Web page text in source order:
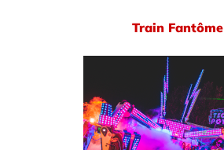
Train Fantôme